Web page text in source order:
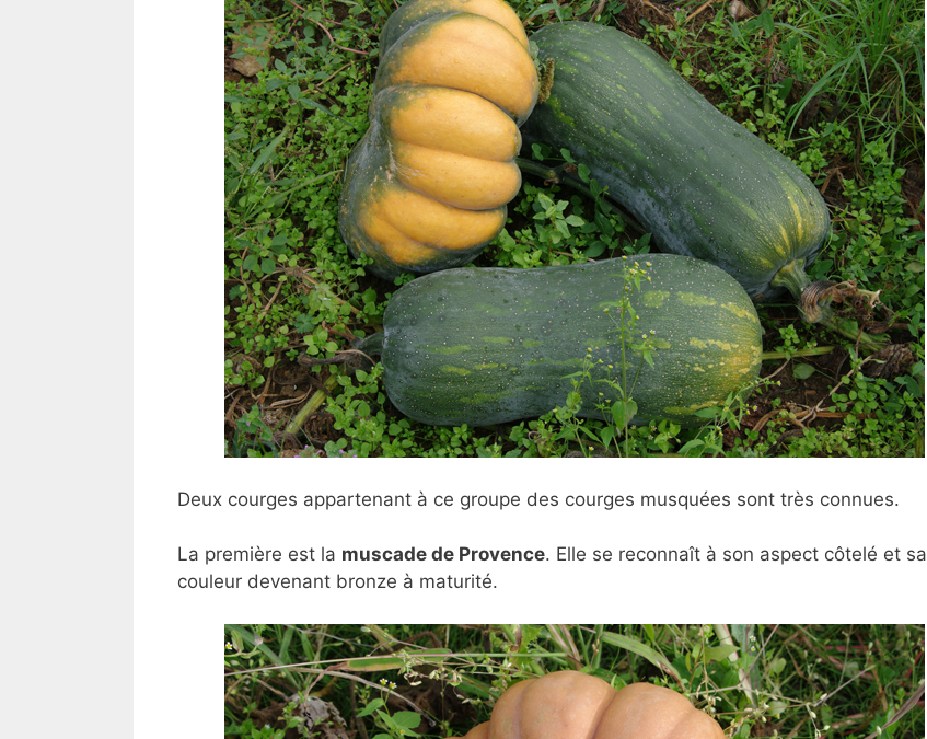
Deux courges appartenant à ce groupe des courges musquées sont très connues.
La première est la muscade de Provence. Elle se reconnaît à son aspect côtelé et sa
couleur devenant bronze à maturité.